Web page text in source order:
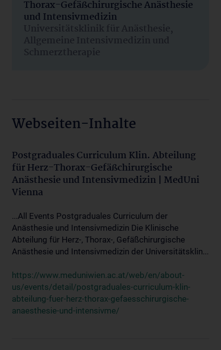
Thorax-Gefäßchirurgische Anästhesie
und Intensivmedizin
Universitätsklinik für Anästhesie,
Allgemeine Intensivmedizin und
Schmerztherapie
Webseiten-Inhalte
Postgraduales Curriculum Klin. Abteilung
für Herz-Thorax-Gefäßchirurgische
Anästhesie und Intensivmedizin | MedUni
Vienna
...All Events Postgraduales Curriculum der
Anästhesie und Intensivmedizin Die Klinische
Abteilung für Herz-, Thorax-, Gefäßchirurgische
Anästhesie und Intensivmedizin der Universitätsklin...
https://www.meduniwien.ac.at/web/en/about-
us/events/detail/postgraduales-curriculum-klin-
abteilung-fuer-herz-thorax-gefaesschirurgische-
anaesthesie-und-intensivme/